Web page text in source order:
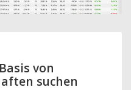
von
suchen